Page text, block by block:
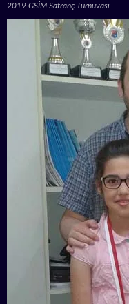
2019 GSİM Satranç Turnuvası